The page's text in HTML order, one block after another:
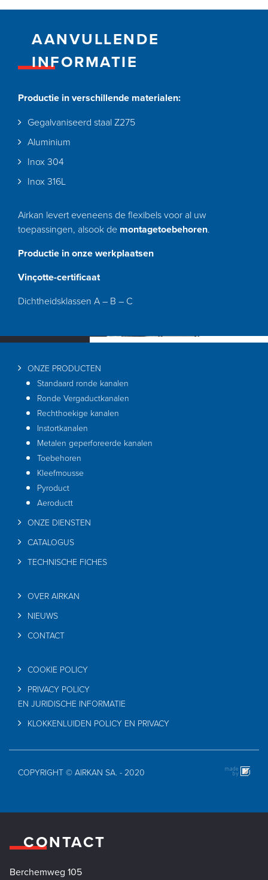
AANVULLENDE
INFORMATIE
Productie in verschillende materialen:
Gegalvaniseerd staal Z275
Aluminium
Inox 304
Inox 316L
Airkan levert eveneens de flexibels voor al uw
toepassingen, alsook de montagetoebehoren.
Productie in onze werkplaatsen
Vinçotte-certificaat
Dichtheidsklassen A – B – C
ONZE PRODUCTEN
Standaard ronde kanalen
Ronde Vergaductkanalen
Rechthoekige kanalen
Instortkanalen
Metalen geperforeerde kanalen
Toebehoren
Kleefmousse
Pyroduct
Aeroductt
ONZE DIENSTEN
CATALOGUS
TECHNISCHE FICHES
OVER AIRKAN
NIEUWS
CONTACT
COOKIE POLICY
PRIVACY POLICY
EN JURIDISCHE INFORMATIE
KLOKKENLUIDEN POLICY EN PRIVACY
COPYRIGHT © AIRKAN SA. - 2020
CONTACT
Berchemweg 105